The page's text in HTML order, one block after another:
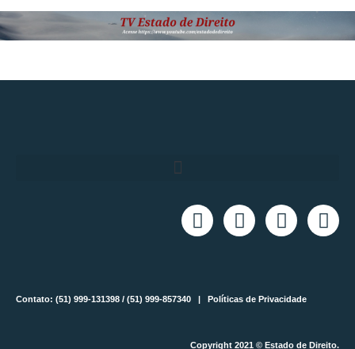
Contato: (51) 999-131398 / (51) 999-857340 | Políticas de Privacidade
Copyright 2021 © Estado de Direito.